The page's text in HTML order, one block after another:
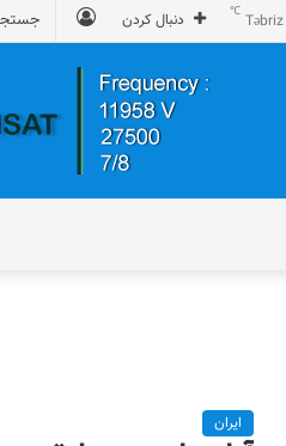
دنبال کردن Təbriz
℃
ایران